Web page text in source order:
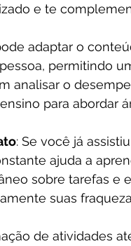
e te
adaptar o
permitindo
analisar o
para abordar
: Se você já
ajuda a
sobre tarefas e
suas
de atividades